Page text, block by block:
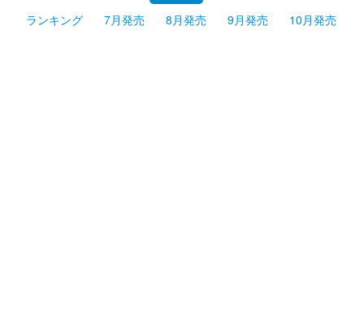
プレミアム
ランキング
7月発売 8月発売 9月発売 10月発売